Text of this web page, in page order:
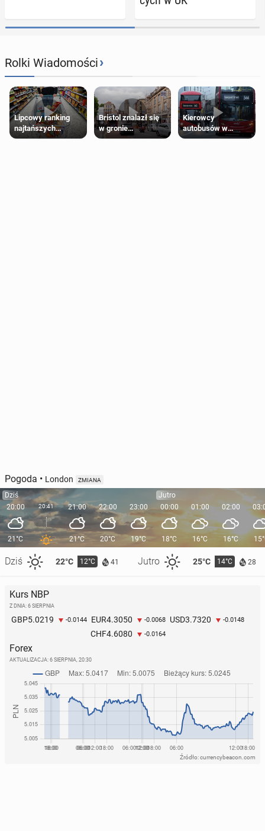
Rolki Wiadomości›
Lipcowy ranking
najtańszych
supermarketów
Bristol znalazł się
w gronie
najlepszych
Kierowcy
autobusów w
Londynie
Pogoda • London ZMIANA
Dziś
20:00
21°C
Dziś 22°C 12°C 41 Jutro 25°C 14°C 28
20:41 21:00
21°C
22:00
20°C
23:00
19°C
Jutro
00:00
18°C
01:00
16°C
02:00
16°C
Kurs NBP
Z DNIA: 6 SIERPNIA
GBP5.0219 -0.0144 EUR4.3050 -0.0068 USD3.7320 -0.0148
CHF4.6080 -0.0164
Forex
AKTUALIZACJA: 6 SIERPNIA, 20:30
Źródło: currencybeacon.com